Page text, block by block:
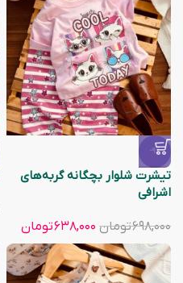
-9%
تیشرت شلوار بچگانه گربه‌های
اشرافی
۶۹۸,۰۰۰تومان ۶۳۸,۰۰۰تومان